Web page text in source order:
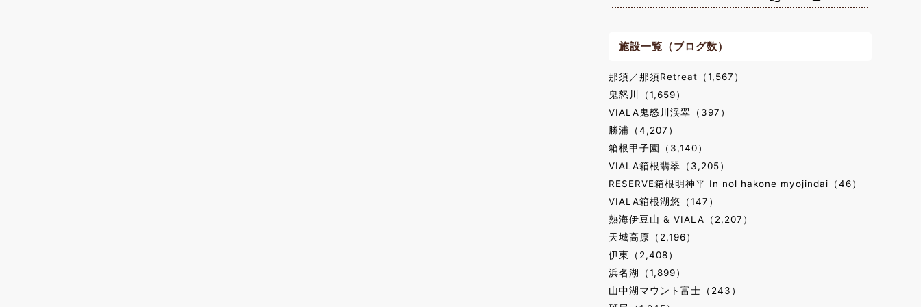
施設一覧（ブログ数）
那須／那須Retreat（1,567）
鬼怒川（1,659）
VIALA鬼怒川渓翠（397）
勝浦（4,207）
箱根甲子園（3,140）
VIALA箱根翡翠（3,205）
RESERVE箱根明神平 In nol hakone myojindai（46）
VIALA箱根湖悠（147）
熱海伊豆山 & VIALA（2,207）
天城高原（2,196）
伊東（2,408）
浜名湖（1,899）
山中湖マウント富士（243）